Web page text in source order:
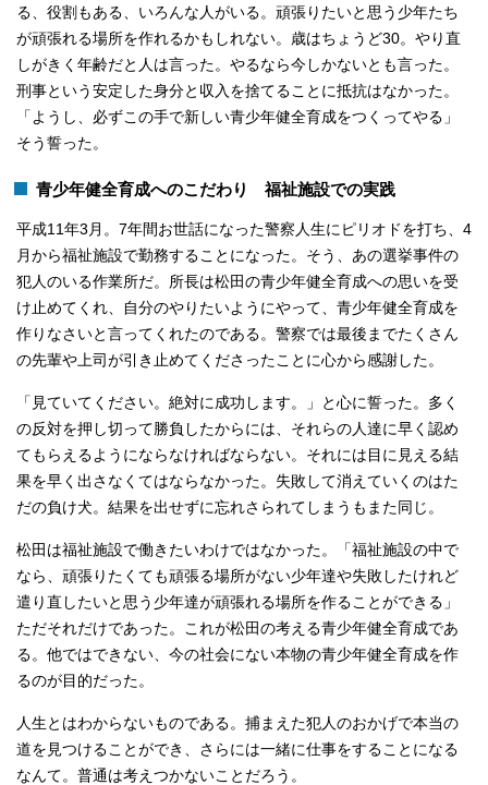
る、役割もある、いろんな人がいる。頑張りたいと思う少年たち
が頑張れる場所を作れるかもしれない。歳はちょうど30。やり直
しがきく年齢だと人は言った。やるなら今しかないとも言った。
刑事という安定した身分と収入を捨てることに抵抗はなかった。
「ようし、必ずこの手で新しい青少年健全育成をつくってやる」
そう誓った。
青少年健全育成へのこだわり 福祉施設での実践
平成11年3月。7年間お世話になった警察人生にピリオドを打ち、4
月から福祉施設で勤務することになった。そう、あの選挙事件の
犯人のいる作業所だ。所長は松田の青少年健全育成への思いを受
け止めてくれ、自分のやりたいようにやって、青少年健全育成を
作りなさいと言ってくれたのである。警察では最後までたくさん
の先輩や上司が引き止めてくださったことに心から感謝した。
「見ていてください。絶対に成功します。」と心に誓った。多く
の反対を押し切って勝負したからには、それらの人達に早く認め
てもらえるようにならなければならない。それには目に見える結
果を早く出さなくてはならなかった。失敗して消えていくのはた
だの負け犬。結果を出せずに忘れさられてしまうもまた同じ。
松田は福祉施設で働きたいわけではなかった。「福祉施設の中で
なら、頑張りたくても頑張る場所がない少年達や失敗したけれど
遣り直したいと思う少年達が頑張れる場所を作ることができる」
ただそれだけであった。これが松田の考える青少年健全育成であ
る。他ではできない、今の社会にない本物の青少年健全育成を作
るのが目的だった。
人生とはわからないものである。捕まえた犯人のおかげで本当の
道を見つけることができ、さらには一緒に仕事をすることになる
なんて。普通は考えつかないことだろう。